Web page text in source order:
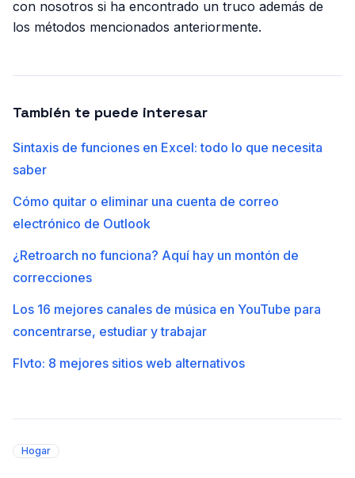
con nosotros si ha encontrado un truco además de
los métodos mencionados anteriormente.
También te puede interesar
Sintaxis de funciones en Excel: todo lo que necesita
saber
Cómo quitar o eliminar una cuenta de correo
electrónico de Outlook
¿Retroarch no funciona? Aquí hay un montón de
correcciones
Los 16 mejores canales de música en YouTube para
concentrarse, estudiar y trabajar
Flvto: 8 mejores sitios web alternativos
Hogar